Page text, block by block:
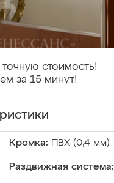
стоимость!
за 15 минут!
Кромка: ПВХ (0,4 мм)
Раздвижная система: